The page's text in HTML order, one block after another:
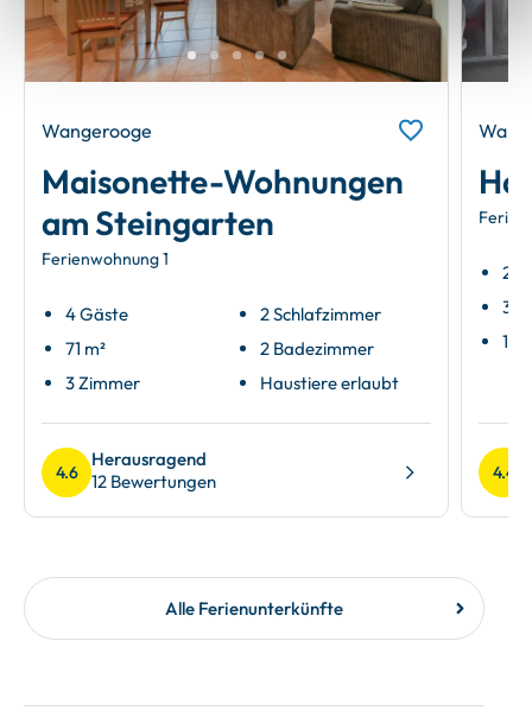
Wangerooge
Maisonette-Wohnungen
am Steingarten
Ferienwohnung 1
4 Gäste
71 m²
3 Zimmer
2 Schlafzimmer
2 Badezimmer
Haustiere erlaubt
4.6
Herausragend
12 Bewertungen
2
36
1
4.4
Alle Ferienunterkünfte